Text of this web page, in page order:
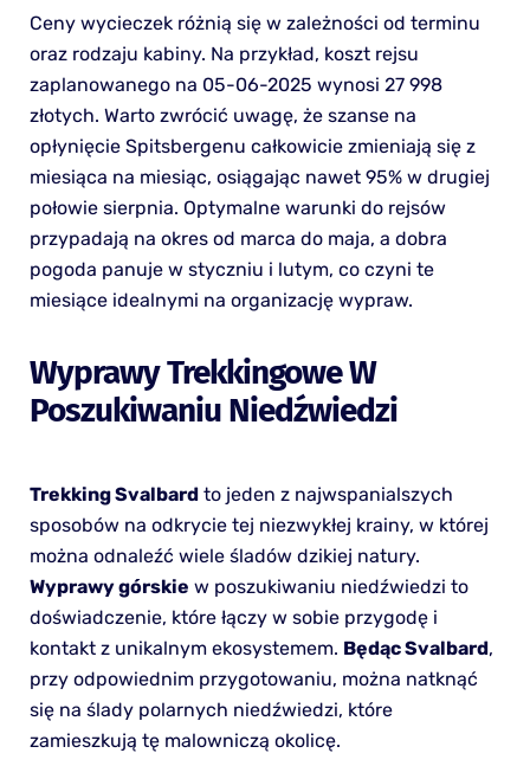
Ceny wycieczek różnią się w zależności od terminu
oraz rodzaju kabiny. Na przykład, koszt rejsu
zaplanowanego na 05-06-2025 wynosi 27 998
złotych. Warto zwrócić uwagę, że szanse na
opłynięcie Spitsbergenu całkowicie zmieniają się z
miesiąca na miesiąc, osiągając nawet 95% w drugiej
połowie sierpnia. Optymalne warunki do rejsów
przypadają na okres od marca do maja, a dobra
pogoda panuje w styczniu i lutym, co czyni te
miesiące idealnymi na organizację wypraw.
Wyprawy Trekkingowe W
Poszukiwaniu Niedźwiedzi
Trekking Svalbardto jeden z najwspanialszych
sposobów na odkrycie tej niezwykłej krainy, w której
można odnaleźć wiele śladów dzikiej natury.
Wyprawy górskie w poszukiwaniu niedźwiedzi to
doświadczenie, które łączy w sobie przygodę i
kontakt z unikalnym ekosystemem. Będąc Svalbard,
przy odpowiednim przygotowaniu, można natknąć
się na ślady polarnych niedźwiedzi, które
zamieszkują tę malowniczą okolicę.